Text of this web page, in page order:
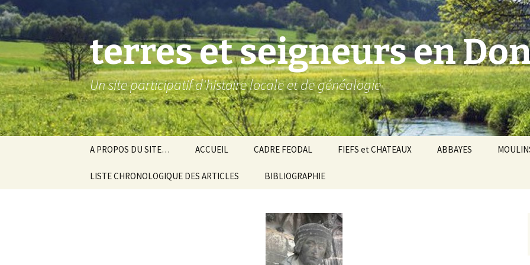
Aller
au
contenu
terres et seigneurs en
Un site participatif d'histoire locale et de généalogie
A PROPOS DU SITE… ACCUEIL CADRE FEODAL
Baronnie de Donzy
Comté-duché de Nevers
Grands fiefs voisins
FIEFS et CHATEAUX ABBAYES
LISTE CHRONOLOGIQUE DES ARTICLES BIBLIOGRAPHIE